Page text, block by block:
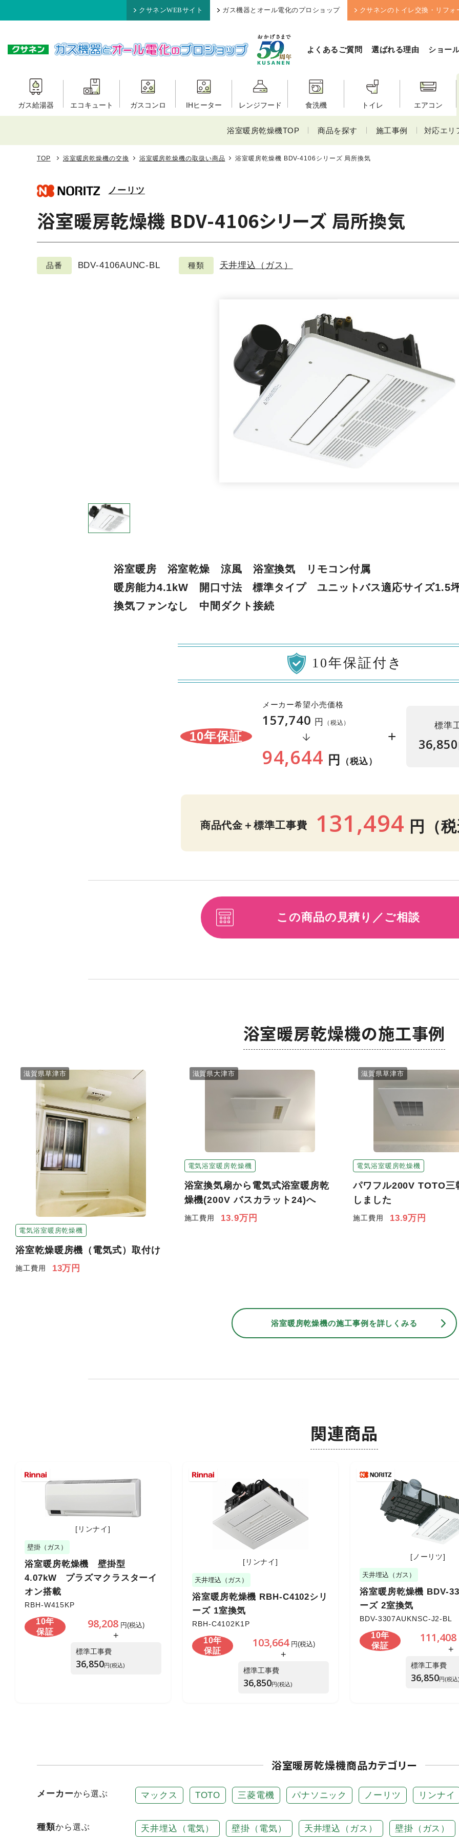
クサネンWEBサイト ガス機器とオール電化のプロショップ クサネンのトイレ交換・リフォ
よくあるご質問 選ばれる理由 ショー
ガス給湯器 エコキュート ガスコンロ IHヒーター レンジフード 食洗機 トイレ エアコン
浴室暖房乾燥機TOP 商品を探す 施工事例 対応エリ
TOP 浴室暖房乾燥機の交換 浴室暖房乾燥機の取扱い商品 浴室暖房乾燥機 BDV-4106シリーズ 局所換気
ノーリツ
浴室暖房乾燥機 BDV-4106シリーズ 局所換気
品番 BDV-4106AUNC-BL 種類 天井埋込（ガス）
浴室暖房 浴室乾燥 涼風 浴室換気 リモコン付属
暖房能力4.1kW 開口寸法 標準タイプ ユニットバス適応サイズ1.5
換気ファンなし 中間ダクト接続
10年保証付き
10年保証
メーカー希望小売価格
157,740 円 （税込）
94,644 円 （税込）
+
標準
36,850
商品代金＋標準工事費 131,494 円 （
この商品の見積り／ご相談
浴室暖房乾燥機の施工事例
電気浴室暖房乾燥機
滋賀県草津市
浴室乾燥暖房機（電気式）取付け
施工費用 13万円
電気浴室暖房乾燥機
滋賀県大津市
浴室換気扇から電気式浴室暖房乾
燥機(200V バスカラット24)へ
施工費用 13.9万円
電気浴室暖房乾燥機
滋賀県草津市
パワフル200V TOTO三
しました
施工費用 13.9万円
浴室暖房乾燥機の施工事例を詳しくみる
関連商品
[リンナイ]
壁掛（ガス）
浴室暖房乾燥機 壁掛型
4.07kW プラズマクラスターイ
オン搭載
RBH-W415KP
10年
保証
98,208 円(税込)
+
標準工事費
36,850円(税込)
[リンナイ]
天井埋込（ガス）
浴室暖房乾燥機 RBH-C4102シリ
ーズ 1室換気
RBH-C4102K1P
10年
保証
103,664円(税込)
+
標準工事費
36,850円(税込)
[ノーリツ]
天井埋込（ガス）
浴室暖房乾燥機 BDV-
ーズ 2室換気
BDV-3307AUKNSC-J2-BL
10年
保証
111,408
+
標準工事費
36,850円(税込
浴室暖房乾燥機商品カテゴリー
メーカーから選ぶ マックス TOTO 三菱電機 パナソニック ノーリツ リンナイ
種類から選ぶ 天井埋込（電気） 壁掛（電気） 天井埋込（ガス） 壁掛（ガス）